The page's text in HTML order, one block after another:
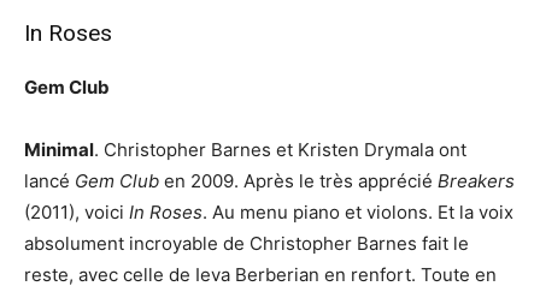
In Roses
Gem Club
Minimal. Christopher Barnes et Kristen Drymala ont
lancé Gem Club en 2009. Après le très apprécié Breakers
(2011), voici In Roses. Au menu piano et violons. Et la voix
absolument incroyable de Christopher Barnes fait le
reste, avec celle de Ieva Berberian en renfort. Toute en